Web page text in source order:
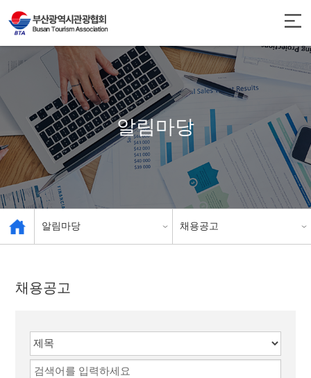
알림마당
알림마당
자료실
주요사업
채용공고
채용공고